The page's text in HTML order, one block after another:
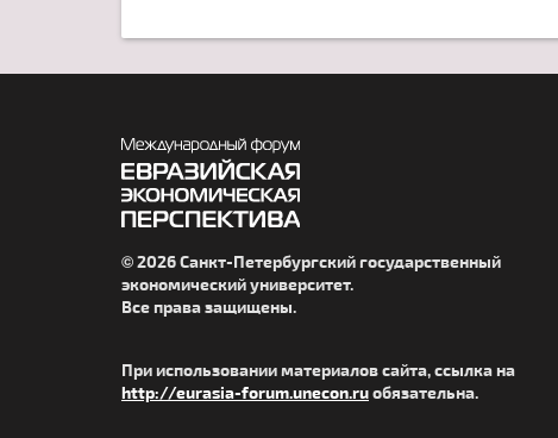
© 2026 Санкт-Петербургский государственный
экономический университет.
Все права защищены.
При использовании материалов сайта, ссылка на
http://eurasia-forum.unecon.ruобязательна.